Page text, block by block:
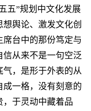
五”规划中文化发展
舆论、激发文化创
台中的那份笃定与
信从来不是一句空泛
，是形于外表的从
一格，没有刻意的
于灵动中藏着品